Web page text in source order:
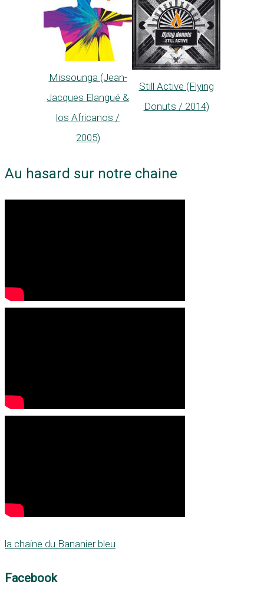
Missounga (Jean-
Jacques Elangué &
los Africanos /
2005)
Still Active (Flying
Donuts / 2014)
Au hasard sur notre chaine
la chaine du Bananier bleu
Facebook